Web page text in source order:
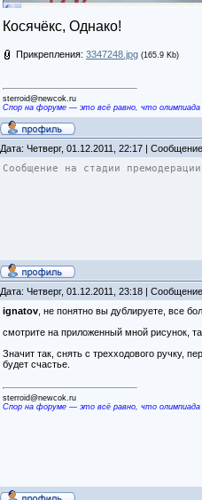
Косячёкс, Однако!
Прикрепления: 3347248.jpg (165.9 Kb)
sterroid@newcok.ru
Спор на форуме — это всё равно, что
Дата: Четверг, 01.12.2011, 22:17 |
Сообщение на стадии
Дата: Четверг, 01.12.2011, 23:18 |
ignatov, не понятно вы дублируете, все
смотрите на приложенный мной рисунок,
Значит так, снять с трехходового ручку,
будет счастье.
sterroid@newcok.ru
Спор на форуме — это всё равно, что